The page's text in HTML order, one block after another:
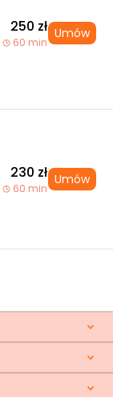
250 zł
60 min
Umów
230 zł
60 min
Umów